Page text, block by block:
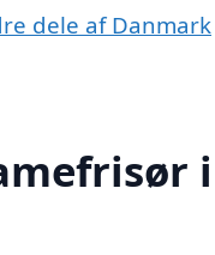
dele af Danmark